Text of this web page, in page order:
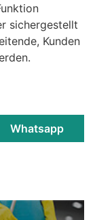
sichergestellt
Kunden
Whatsapp